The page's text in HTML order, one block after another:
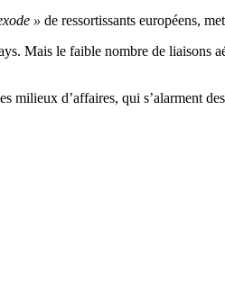
» de ressortissants européens,
Mais le faible nombre de liaisons
d’affaires, qui s’alarment